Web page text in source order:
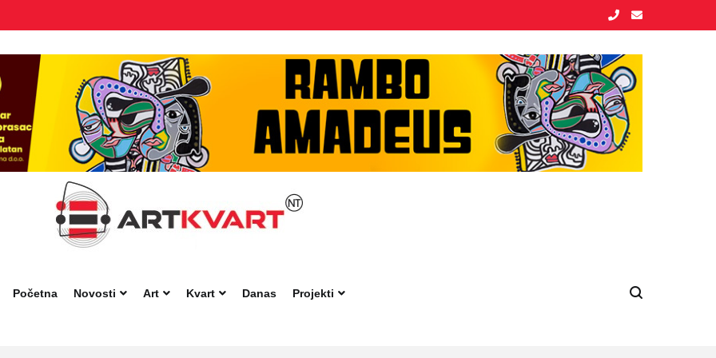
Početna
Novosti Art Kvart Danas Projekti